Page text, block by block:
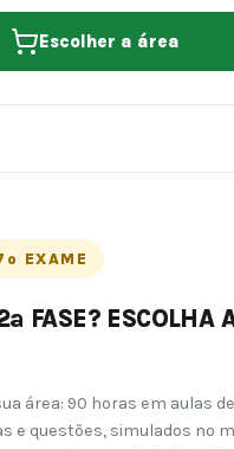
Escolher a área
EXAME
FASE? ESCOLHA
área: 90 horas em aulas
e questões, simulados no